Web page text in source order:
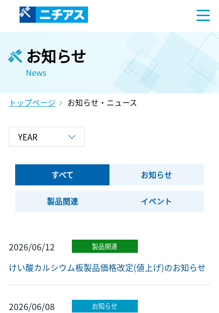
お知らせ
News
トップページ お知らせ・ニュース
すべて お知らせ
製品関連 イベント
2026/06/12 製品関連
けい酸カルシウム板製品価格改定(値上げ)のお知らせ
2026/06/08 お知らせ